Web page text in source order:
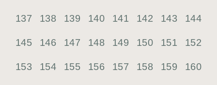
137 138 139 140 141 142 143 144
145 146 147 148 149 150 151 152
153 154 155 156 157 158 159 160